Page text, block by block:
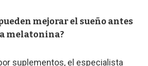
mejorar el sueño antes
melatonina?
suplementos, el especialista